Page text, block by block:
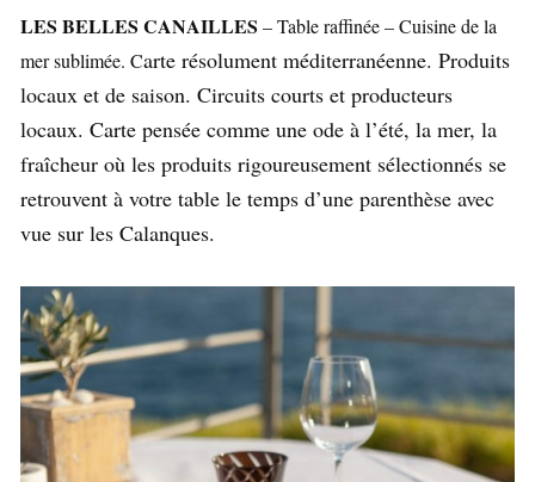
LES BELLES CANAILLES – Table raffinée – Cuisine de la
mer sublimée. Carte résolument méditerranéenne. Produits
locaux et de saison. Circuits courts et producteurs
locaux. Carte pensée comme une ode à l’été, la mer, la
fraîcheur où les produits rigoureusement sélectionnés se
retrouvent à votre table le temps d’une parenthèse avec
vue sur les Calanques.